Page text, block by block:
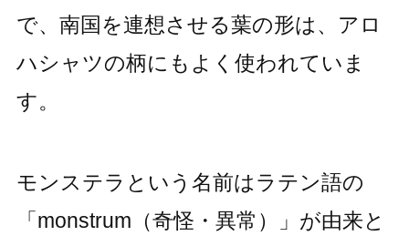
で、南国を連想させる葉の形は、アロ
ハシャツの柄にもよく使われていま
す。
モンステラという名前はラテン語の
「monstrum（奇怪・異常）」が由来と